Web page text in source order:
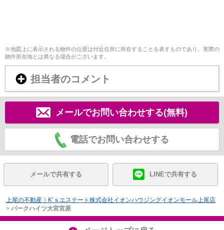
※地図上に表示される物件の位置は付近住所に所在することを表すものであり、実際の
物件所在地とは異なる場合がございます。
担当者のコメント
メールでお問い合わせする(無料)
電話でお問い合わせする
メールで共有する LINEで共有する
上尾の不動産｜K’ｓエステート株式会社イオンハウジングイオンモール上尾店
> パークハイツ大宮宮原